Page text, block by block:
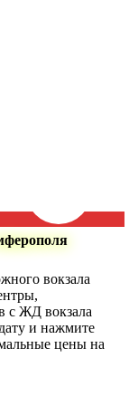
вокзала
с ЖД вокзала
и нажмите
цены на